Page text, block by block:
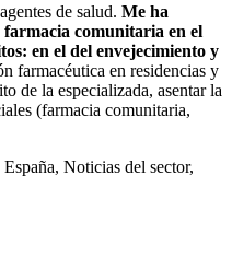
de salud. Me ha
comunitaria en el
en el del envejecimiento y
farmacéutica en residencias y
de la especializada, asentar la
(farmacia comunitaria,
, Noticias del sector,